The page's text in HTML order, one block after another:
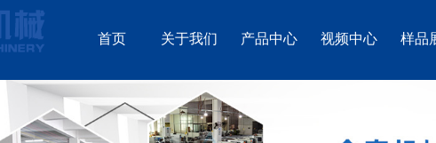
首页 关于我们 产品中心 视频中心 样品